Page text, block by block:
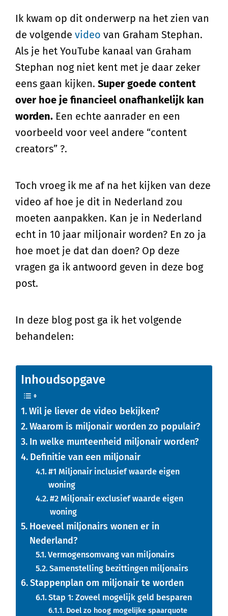
Ik kwam op dit onderwerp na het zien van
de volgende video van Graham Stephan.
Als je het YouTube kanaal van Graham
Stephan nog niet kent met je daar zeker
eens gaan kijken. Super goede content
over hoe je financieel onafhankelijk kan
worden. Een echte aanrader en een
voorbeeld voor veel andere “content
creators” ?.
Toch vroeg ik me af na het kijken van deze
video af hoe je dit in Nederland zou
moeten aanpakken. Kan je in Nederland
echt in 10 jaar miljonair worden? En zo ja
hoe moet je dat dan doen? Op deze
vragen ga ik antwoord geven in deze bog
post.
In deze blog post ga ik het volgende
behandelen:
Inhoudsopgave
Wil je liever de video bekijken?
Waarom is miljonair worden zo populair?
In welke munteenheid miljonair worden?
Definitie van een miljonair
#1 Miljonair inclusief waarde eigen
woning
#2 Miljonair exclusief waarde eigen
woning
Hoeveel miljonairs wonen er in
Nederland?
Vermogensomvang van miljonairs
Samenstelling bezittingen miljonairs
Stappenplan om miljonair te worden
Stap 1: Zoveel mogelijk geld besparen
Doel zo hoog mogelijke spaarquote